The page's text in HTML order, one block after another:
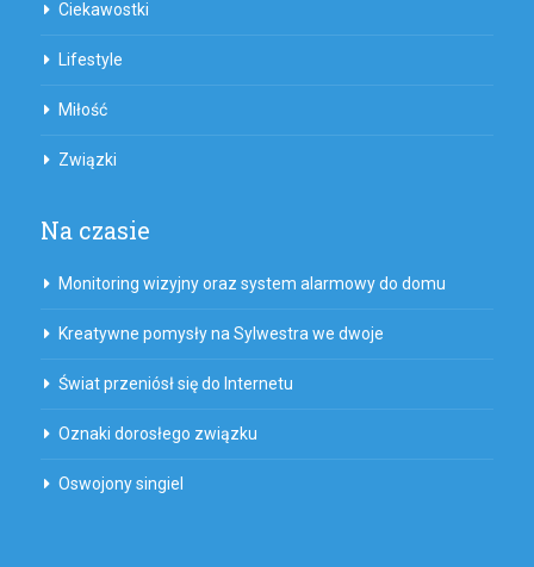
Ciekawostki
Lifestyle
Miłość
Związki
Na czasie
Monitoring wizyjny oraz system alarmowy do domu
Kreatywne pomysły na Sylwestra we dwoje
Świat przeniósł się do Internetu
Oznaki dorosłego związku
Oswojony singiel